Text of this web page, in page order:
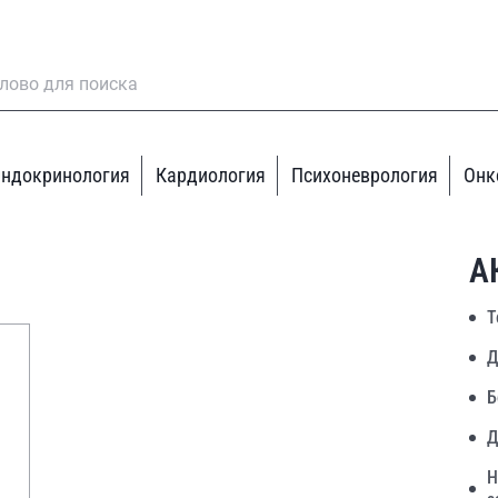
Кардиология Психоневрология